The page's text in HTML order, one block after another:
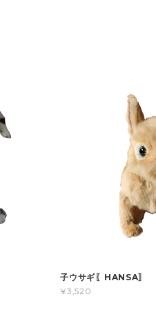
子ウサギ〖HANSA〗
¥3,520